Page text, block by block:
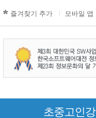
즐겨찾기 추가 모바일 앱
초중고인강